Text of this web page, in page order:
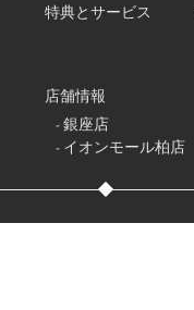
特典とサービス
店舗情報
- 銀座店
- イオンモール柏店